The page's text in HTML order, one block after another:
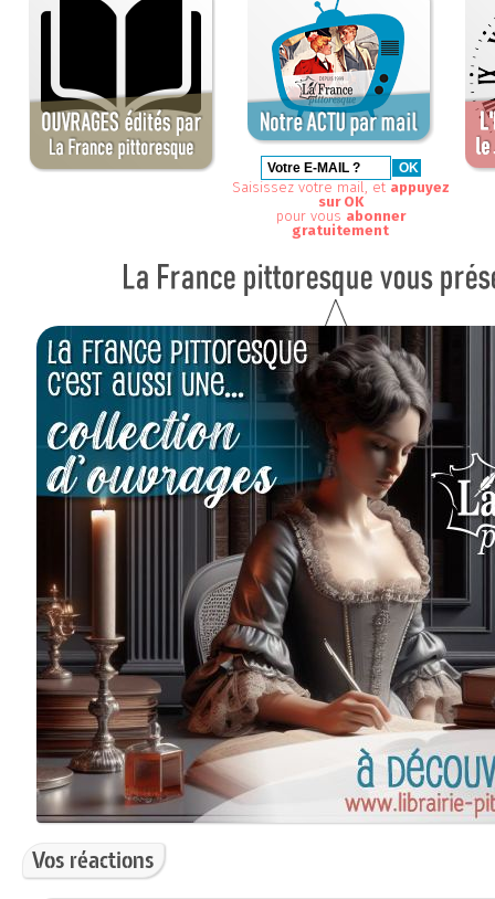
Saisissez votre mail, et appuyez
sur OK
pour vous abonner
gratuitement
Vos réactions